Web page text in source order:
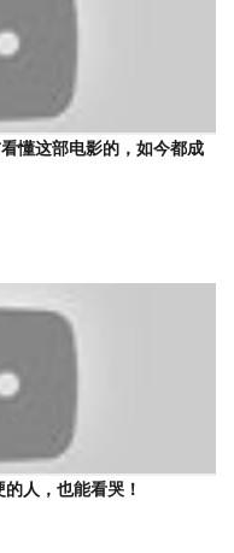
懂这部电影的，如今都成
人，也能看哭！